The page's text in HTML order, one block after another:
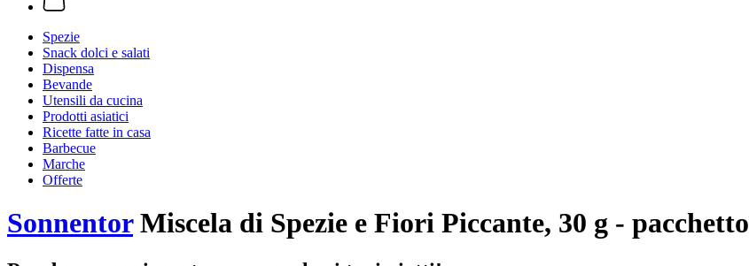
Spezie
Snack dolci e salati
Dispensa
Bevande
Utensili da cucina
Prodotti asiatici
Ricette fatte in casa
Barbecue
Marche
Offerte
SonnentorMiscela di Spezie e Fiori Piccante, 30 g - pacchetto